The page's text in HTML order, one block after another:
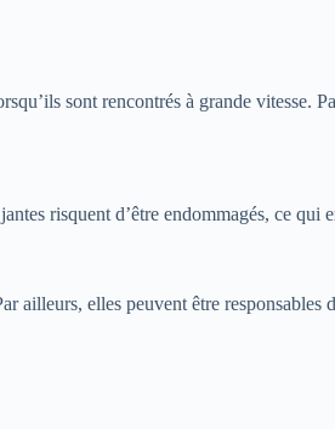
sont rencontrés à grande vitesse.
risquent d’être endommagés, ce qui
elles peuvent être responsables